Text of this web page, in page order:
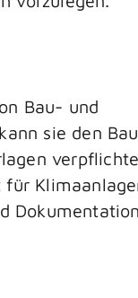
Bau- und
sie den